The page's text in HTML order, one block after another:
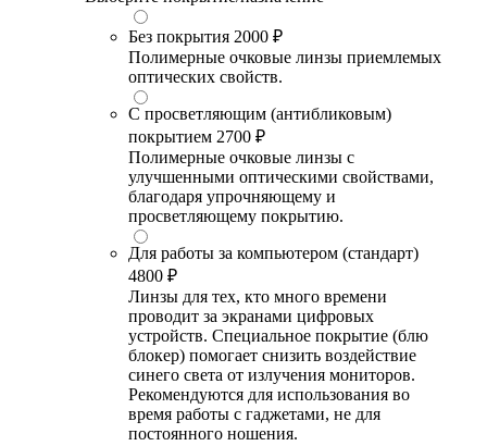
Без покрытия 2000 ₽
Полимерные очковые линзы приемлемых
оптических свойств.
С просветляющим (антибликовым)
покрытием 2700 ₽
Полимерные очковые линзы с
улучшенными оптическими свойствами,
благодаря упрочняющему и
просветляющему покрытию.
Для работы за компьютером (стандарт)
4800 ₽
Линзы для тех, кто много времени
проводит за экранами цифровых
устройств. Специальное покрытие (блю
блокер) помогает снизить воздействие
синего света от излучения мониторов.
Рекомендуются для использования во
время работы с гаджетами, не для
постоянного ношения.